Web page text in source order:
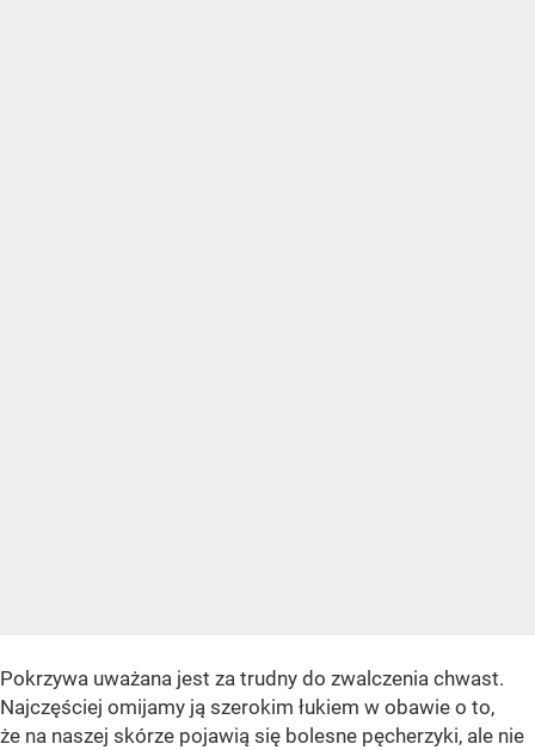
Pokrzywa uważana jest za trudny do zwalczenia chwast.
Najczęściej omijamy ją szerokim łukiem w obawie o to,
że na naszej skórze pojawią się bolesne pęcherzyki, ale nie